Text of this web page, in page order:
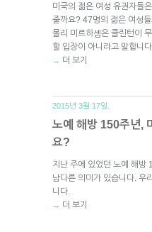
미국의 젊은 여성 유권자들
줄까요? 47명의 젊은 여성
몰리 미르하솀은 클린턴이
할 입장이 아니라고 말합니다.
→ 더 보기
2015년 3월 17일.
노예 해방 150주년,
요?
지난 주에 있었던 노예 해방
남다른 의미가 있습니다. 우
니다.
→ 더 보기